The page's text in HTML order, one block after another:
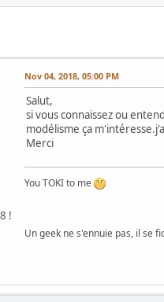
!
Nov 04, 2018, 05:00 PM
Salut,
si vous connaissez ou
modélisme ça
Merci
You TOKI to me
Un geek ne s'ennuie pas, il se